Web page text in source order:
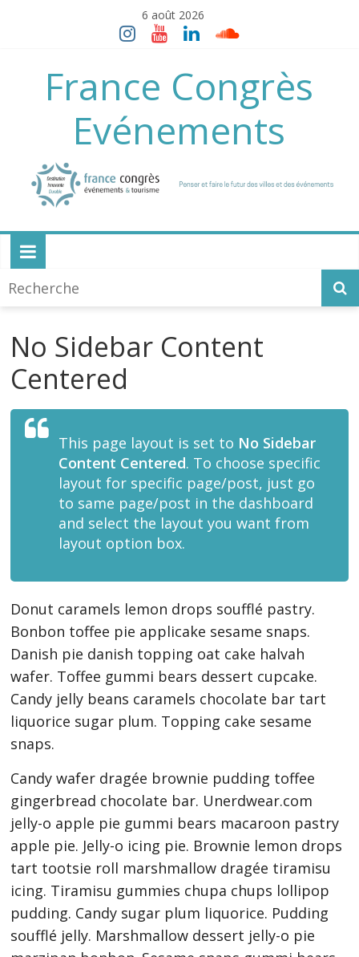
6 août 2026
France Congrès
Evénements
No Sidebar Content
Centered
This page layout is set to No Sidebar
Content Centered. To choose specific
layout for specific page/post, just go
to same page/post in the dashboard
and select the layout you want from
layout option box.
Donut caramels lemon drops soufflé pastry.
Bonbon toffee pie applicake sesame snaps.
Danish pie danish topping oat cake halvah
wafer. Toffee gummi bears dessert cupcake.
Candy jelly beans caramels chocolate bar tart
liquorice sugar plum. Topping cake sesame
snaps.
Candy wafer dragée brownie pudding toffee
gingerbread chocolate bar. Unerdwear.com
jelly-o apple pie gummi bears macaroon pastry
apple pie. Jelly-o icing pie. Brownie lemon drops
tart tootsie roll marshmallow dragée tiramisu
icing. Tiramisu gummies chupa chups lollipop
pudding. Candy sugar plum liquorice. Pudding
soufflé jelly. Marshmallow dessert jelly-o pie